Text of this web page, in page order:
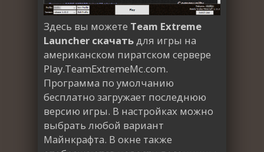
Здесь вы можете Team Extreme
Launcher скачатьдля игры на
американском пиратском сервере
Play.TeamExtremeMc.com.
Программа по умолчанию
бесплатно загружает последнюю
версию игры. В настройках можно
выбрать любой вариант
Майнкрафта. В окне также